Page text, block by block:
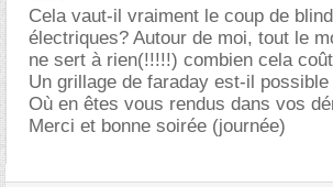
Cela vaut-il vraiment le coup de
électriques? Autour de moi, tout le
ne sert à rien(!!!!!) combien cela
Un grillage de faraday est-il
Où en êtes vous rendus dans vos
Merci et bonne soirée (journée)